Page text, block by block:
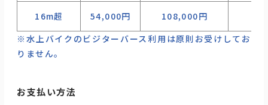
16m超 54,000円 108,000円
※水上バイクのビジターバース利用は原則お受けしてお
りません。
お支払い方法